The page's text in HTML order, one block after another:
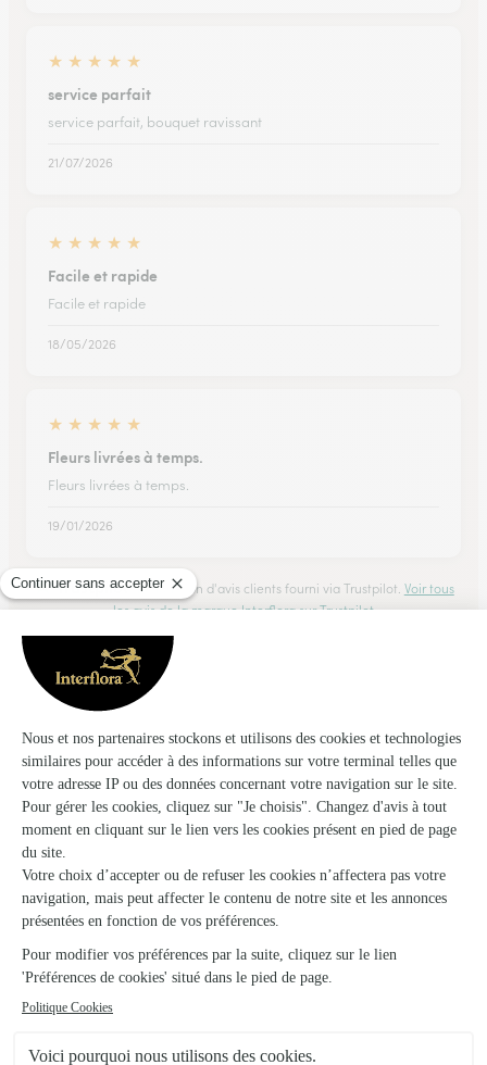
★ ★ ★ ★ ★
service parfait
service parfait, bouquet ravissant
21/07/2026
★ ★ ★ ★ ★
Facile et rapide
Facile et rapide
18/05/2026
★ ★ ★ ★ ★
Fleurs livrées à temps.
Fleurs livrées à temps.
19/01/2026
Trustpilot Échantillon d'avis clients fourni via Trustpilot. Voir tous
les avis de la marque Interflora sur Trustpilot
Livraison de fleurs à Mirbel et autour : les
villes proches couvertes par le réseau
Interflora
La Genevroye
FLEURISTE